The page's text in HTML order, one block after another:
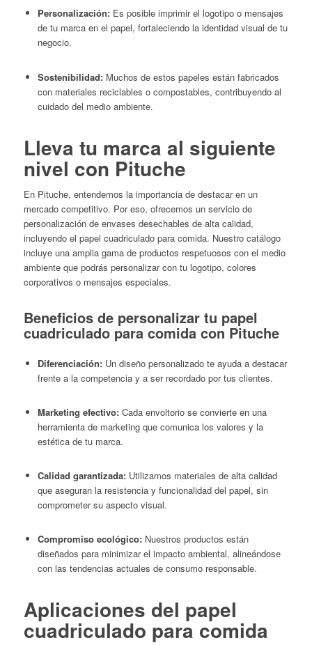
Personalización: Es posible imprimir el logotipo o mensajes
de tu marca en el papel, fortaleciendo la identidad visual de tu
negocio.
Sostenibilidad: Muchos de estos papeles están fabricados
con materiales reciclables o compostables, contribuyendo al
cuidado del medio ambiente.
Lleva tu marca al siguiente
nivel con Pituche
En Pituche, entendemos la importancia de destacar en un
mercado competitivo. Por eso, ofrecemos un servicio de
personalización de envases desechables de alta calidad,
incluyendo el papel cuadriculado para comida. Nuestro catálogo
incluye una amplia gama de productos respetuosos con el medio
ambiente que podrás personalizar con tu logotipo, colores
corporativos o mensajes especiales.​
Beneficios de personalizar tu papel
cuadriculado para comida con Pituche
Diferenciación:Un diseño personalizado te ayuda a destacar
frente a la competencia y a ser recordado por tus clientes.​
Marketing efectivo:Cada envoltorio se convierte en una
herramienta de marketing que comunica los valores y la
estética de tu marca.​
Calidad garantizada:Utilizamos materiales de alta calidad
que aseguran la resistencia y funcionalidad del papel, sin
comprometer su aspecto visual.​
Compromiso ecológico:Nuestros productos están
diseñados para minimizar el impacto ambiental, alineándose
con las tendencias actuales de consumo responsable.​
Aplicaciones del papel
cuadriculado para comida